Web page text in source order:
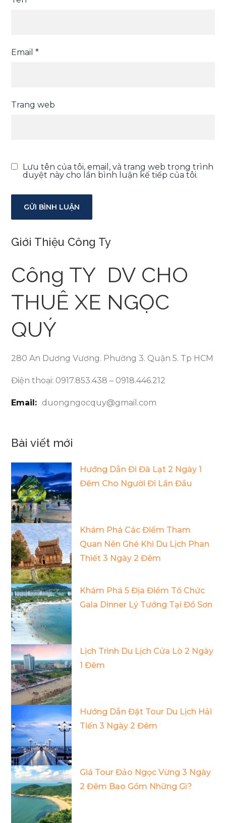
Email*
Trang web
Lưu tên của tôi, email, và trang web trong trình
duyệt này cho lần bình luận kế tiếp của tôi.
Giới Thiệu Công Ty
Công TY DV CHO
THUÊ XE NGỌC
QUÝ
280 An Dương Vương. Phường 3. Quận 5. Tp HCM
Điện thoại: 0917.853.438 – 0918.446.212
Email: duongngocquy@gmail.com
Bài viết mới
Hướng Dẫn Đi Đà Lạt 2 Ngày 1
Đêm Cho Người Đi Lần Đầu
Khám Phá Các Điểm Tham
Quan Nên Ghé Khi Du Lịch Phan
Thiết 3 Ngày 2 Đêm
Khám Phá 5 Địa Điểm Tổ Chức
Gala Dinner Lý Tưởng Tại Đồ Sơn
Lịch Trình Du Lịch Cửa Lò 2 Ngày
1 Đêm
Hướng Dẫn Đặt Tour Du Lịch Hải
Tiến 3 Ngày 2 Đêm
Giá Tour Đảo Ngọc Vừng 3 Ngày
2 Đêm Bao Gồm Những Gì?